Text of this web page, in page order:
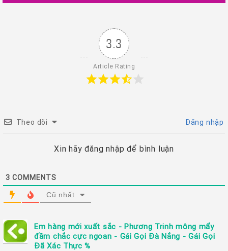
3.3
Article Rating
Theo dõi Đăng nhập
Xin hãy đăng nhập để bình luận
3 COMMENTS
Cũ nhất
Em hàng mới xuất sắc - Phương Trinh mông mẩy
đầm chắc cực ngoan - Gái Gọi Đà Nắng - Gái Gọi
Đã Xác Thực %